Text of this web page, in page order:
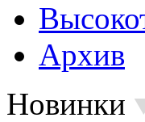
Архив
Новинки